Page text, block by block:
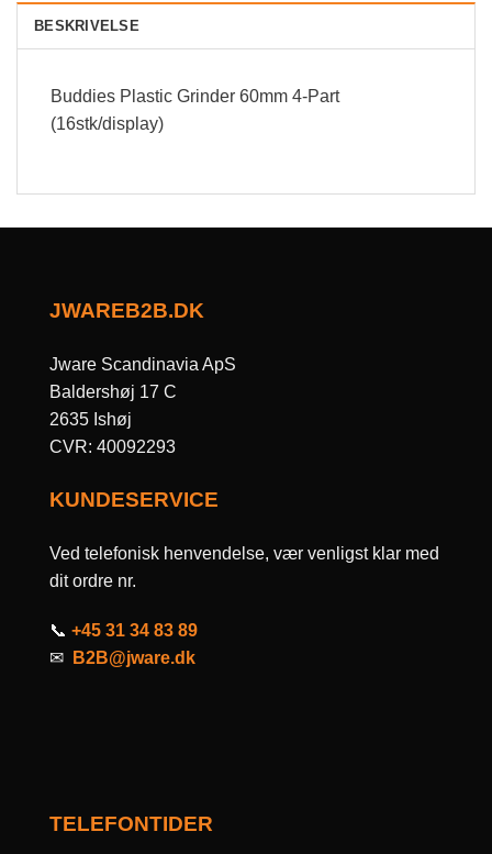
BESKRIVELSE
Buddies Plastic Grinder 60mm 4-Part
(16stk/display)
JWAREB2B.DK
Jware Scandinavia ApS
Baldershøj 17 C
2635 Ishøj
CVR: 40092293
KUNDESERVICE
Ved telefonisk henvendelse, vær venligst klar med
dit ordre nr.
📞 +45 31 34 83 89
✉
B2B@jware.dk
TELEFONTIDER